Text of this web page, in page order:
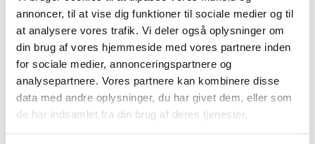
annoncer, til at vise dig funktioner til sociale medier og til
at analysere vores trafik. Vi deler også oplysninger om
din brug af vores hjemmeside med vores partnere inden
for sociale medier, annonceringspartnere og
analysepartnere. Vores partnere kan kombinere disse
data med andre oplysninger, du har givet dem, eller som
de har indsamlet fra din brug af deres tjenester.
Södahl gentle plaid
300,00DKK
Ekskl. moms
På lager
Södahl gentle plaid antal
Bestil